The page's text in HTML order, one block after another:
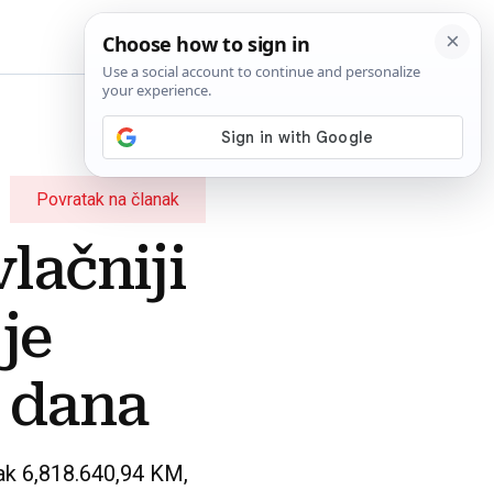
Povratak na članak
6,818.640,94 KM,